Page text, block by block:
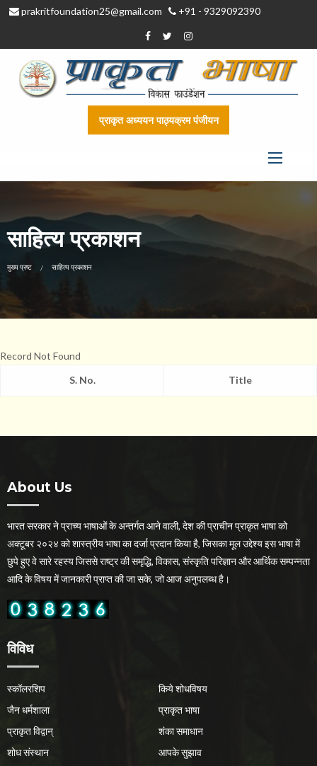
prakritfoundation25@gmail.com +91 - 9329092390
प्राकृत अध्ययन पाठ्यक्रम पंजीयन
साहित्य प्रकाशन
मुख्य प्रष्ट CURRENT:
साहित्य प्रकाशन
Record Not Found
S. No.
Title
About Us
भारत सरकार ने प्राच्य भाषाओं के अन्तर्गत आने वाली, देश की प्राचीन प्राकृत भाषा को
अक्टूबर २०२४ को शास्त्रीय भाषा का दर्जा प्रदान किया है, जिसका मूल उद्देश्य इस भाषा में
छुपे हुए वे सारे रहस्य जिससे राष्ट्र की समृद्धि, विकास, संस्कृति परिज्ञान और आर्थिक सम्पन्नता
आदि के विषय में जानकारी प्राप्त की जा सके, जो आज अनुपलब्ध है।
विविध
स्कॉलरशिप
जैन धर्मशाला
प्राकृत विद्वान्
शोध संस्थान
किये शोधविषय
प्राकृत भाषा
शंका समाधान
आपके सुझाव